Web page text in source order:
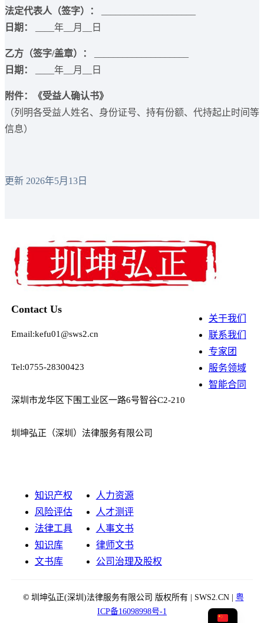
法定代表人（签字）：
日期：
____年__月__日
乙方（签字/盖章）：
日期：
____年__月__日
附件：《受益人确认书》
（列明各受益人姓名、身份证号、持有份额、代持起止时间等
信息）
更新 2026年5月13日
Contact Us
Email:kefu01@sws2.cn
Tel:0755-28300423
深圳市龙华区下围工业区一路6号智谷C2-210
圳坤弘正（深圳）法律服务有限公司
关于我们
联系我们
专家团
服务领域
智能合同
知识产权
风险评估
法律工具
知识库
文书库
人力资源
人才测评
人事文书
律师文书
公司治理及股权
©圳坤弘正(深圳)法律服务有限公司 版权所有 | SWS2.CN | 粤
ICP备16098998号-1